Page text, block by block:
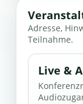
Adresse,
Teilnahme.
Live &